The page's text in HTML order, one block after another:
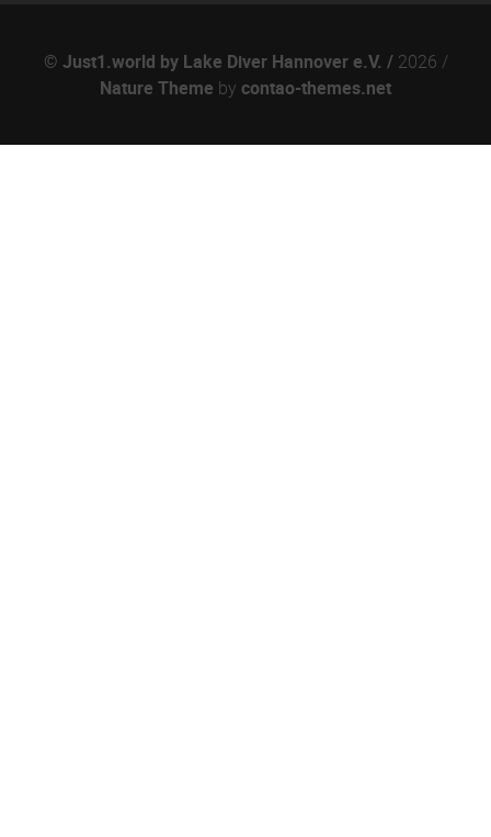
© Just1.world by Lake Diver Hannover e.V. / 2026 /
Nature Theme by contao-themes.net